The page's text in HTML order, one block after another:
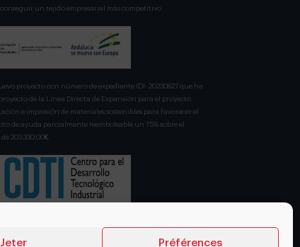
Jeter Préférences
conseguir un tejido empresarial más competitivo.
proyecto con número de expediente IDI- 20230827 que ha
de la Línea Directa de Expansión para el proyecto
e impresión de materiales sostenibles para favorecer el
de ayuda parcialmente reembolsable un 75% sobre el
203.330,00€.